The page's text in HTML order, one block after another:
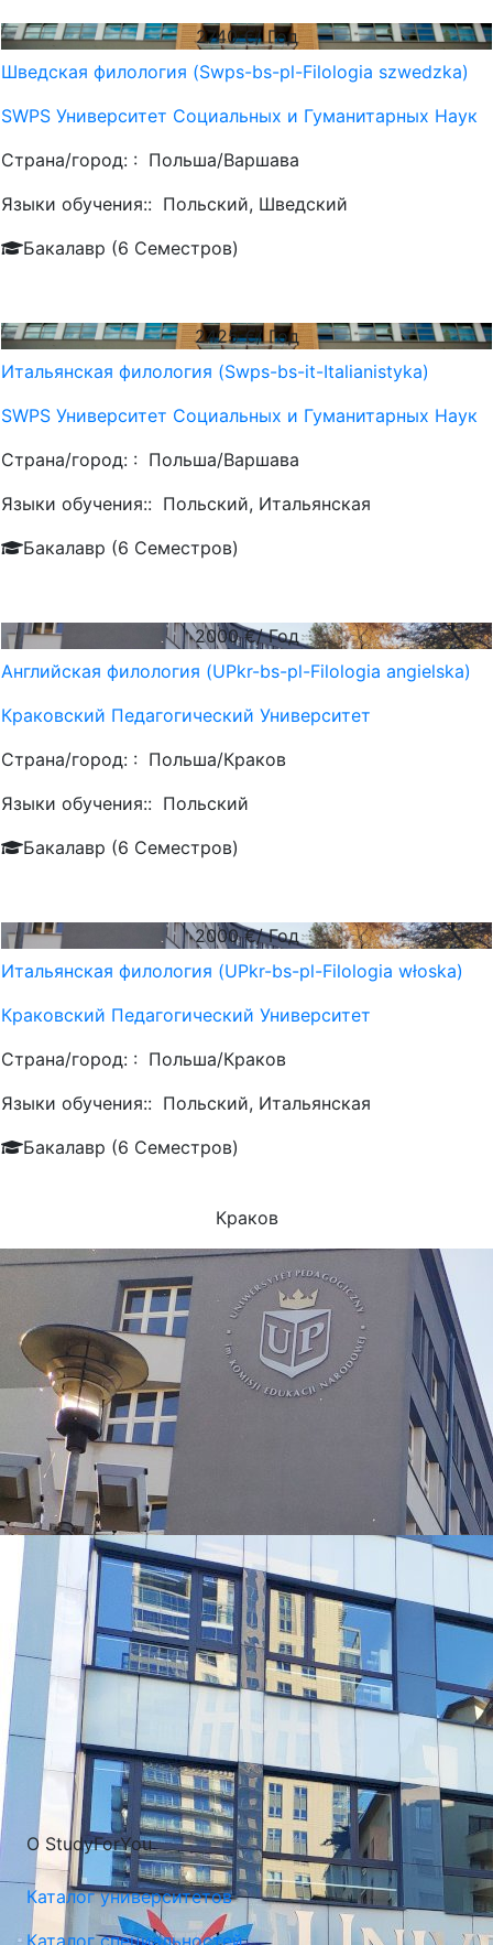
2740€/ Год
Шведская филология (Swps-bs-pl-Filologia szwedzka)
SWPS Университет Социальных и Гуманитарных Наук
Страна/город: : Польша/Варшава
Языки обучения:: Польский, Шведский
Бакалавр (6 Семестров)
2425€/ Год
Итальянская филология (Swps-bs-it-Italianistyka)
SWPS Университет Социальных и Гуманитарных Наук
Страна/город: : Польша/Варшава
Языки обучения:: Польский, Итальянская
Бакалавр (6 Семестров)
2000€/ Год
Английская филология (UPkr-bs-pl-Filologia angielska)
Краковский Педагогический Университет
Страна/город: : Польша/Краков
Языки обучения:: Польский
Бакалавр (6 Семестров)
2000€/ Год
Итальянская филология (UPkr-bs-pl-Filologia włoska)
Краковский Педагогический Университет
Страна/город: : Польша/Краков
Языки обучения:: Польский, Итальянская
Бакалавр (6 Семестров)
Краков
УНИВЕРСИТЕТЫ, КОТОРЫЕ ЧАЩЕ ВСЕГО ВЫБИРАЮТ
О StudyForYou
Каталог университетов
Каталог специальностей